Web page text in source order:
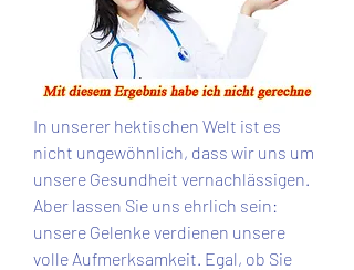
In unserer hektischen Welt ist es
nicht ungewöhnlich, dass wir uns um
unsere Gesundheit vernachlässigen.
Aber lassen Sie uns ehrlich sein:
unsere Gelenke verdienen unsere
volle Aufmerksamkeit. Egal, ob Sie